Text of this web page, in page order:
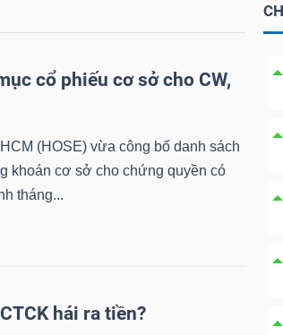
cổ phiếu cơ sở cho CW,
(HOSE) vừa công bố danh sách
khoán cơ sở cho chứng quyền có
tháng...
hái ra tiền?